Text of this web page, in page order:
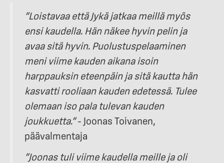
”Loistavaa että Jykä jatkaa meillä myös
ensi kaudella. Hän näkee hyvin pelin ja
avaa sitä hyvin. Puolustuspelaaminen
meni viime kauden aikana isoin
harppauksin eteenpäin ja sitä kautta hän
kasvatti rooliaan kauden edetessä. Tulee
olemaan iso pala tulevan kauden
joukkuetta.”– Joonas Toivanen,
päävalmentaja
”Joonas tuli viime kaudella meille ja oli